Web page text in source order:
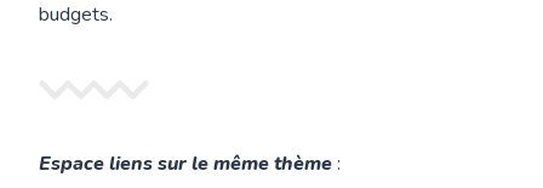
budgets.
Espace liens sur le même thème: